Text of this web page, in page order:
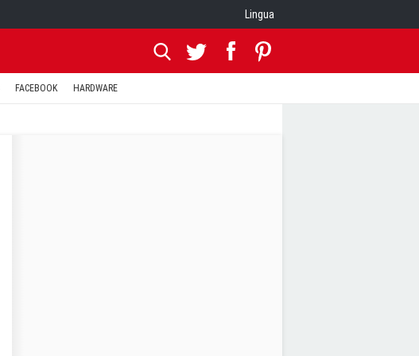
Lingua
FACEBOOK HARDWARE